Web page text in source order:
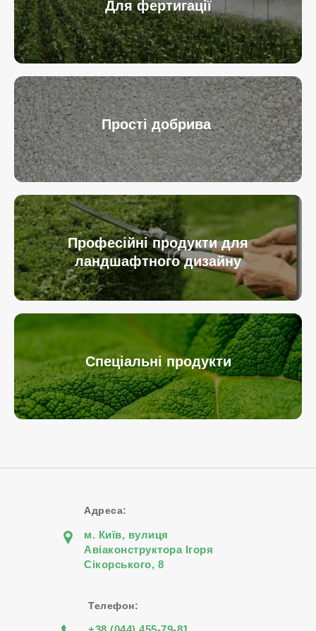
Для фертигації
Прості добрива
Професійні продукти для
ландшафтного дизайну
Спеціальні продукти
Адреса:
м. Київ, вулиця
Авіаконструктора Iгоря
Сiкорського, 8
Телефон: